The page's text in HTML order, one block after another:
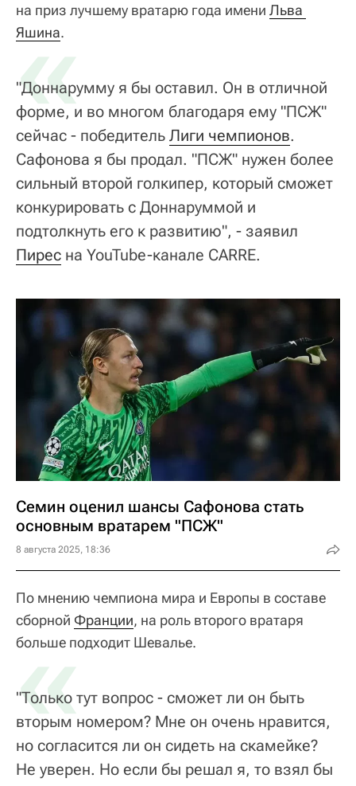
на приз лучшему вратарю года имени Льва
Яшина.
«
"Доннарумму я бы оставил. Он в отличной
форме, и во многом благодаря ему "ПСЖ"
сейчас - победитель Лиги чемпионов.
Сафонова я бы продал. "ПСЖ" нужен более
сильный второй голкипер, который сможет
конкурировать с Доннаруммой и
подтолкнуть его к развитию", - заявил
Пирес на YouTube-канале CARRE.
Семин оценил шансы Сафонова стать
основным вратарем "ПСЖ"
8 августа 2025, 18:36
По мнению чемпиона мира и Европы в составе
сборной Франции, на роль второго вратаря
больше подходит Шевалье.
«
"Только тут вопрос - сможет ли он быть
вторым номером? Мне он очень нравится,
но согласится ли он сидеть на скамейке?
Не уверен. Но если бы решал я, то взял бы